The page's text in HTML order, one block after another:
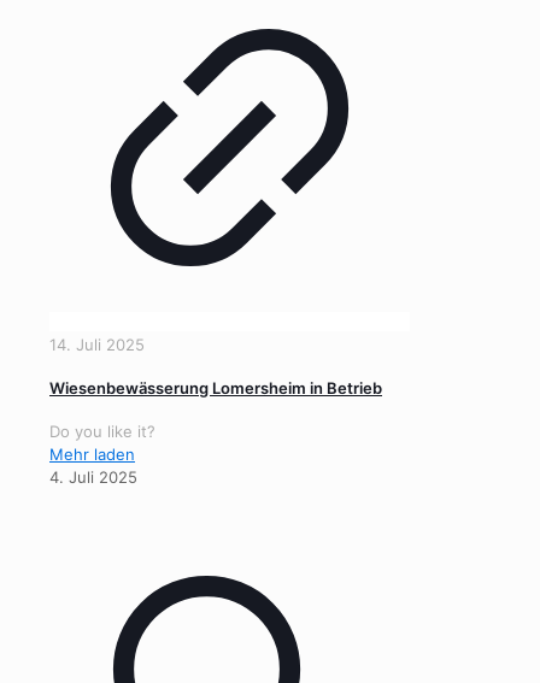
14. Juli 2025
Wiesenbewässerung Lomersheim in Betrieb
Do you like it?
Mehr laden
4. Juli 2025